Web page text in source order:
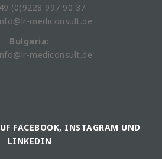
(0)9228 997 90 37
mediconsult.de
Bulgaria:
mediconsult.de
FACEBOOK, INSTAGRAM UND
LINKEDIN